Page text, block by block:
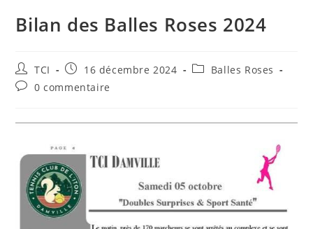
Bilan des Balles Roses 2024
Auteur/autrice
de
la
TCI
Publication
publiée :
16 décembre 2024
PostBalles Roses
Commentaires
publication :
0 commentaire